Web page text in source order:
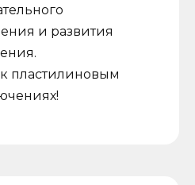
и развития
пластилиновым